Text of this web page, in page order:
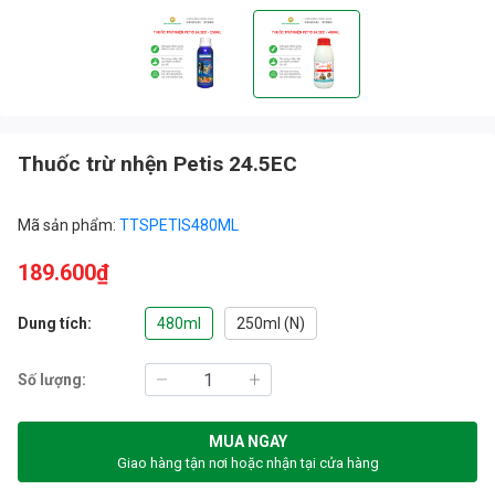
Thuốc trừ nhện Petis 24.5EC
Mã sản phẩm: TTSPETIS480ML
189.600₫
Dung tích: 480ml 250ml (N)
Số lượng:
MUA NGAY
Giao hàng tận nơi hoặc nhận tại cửa hàng